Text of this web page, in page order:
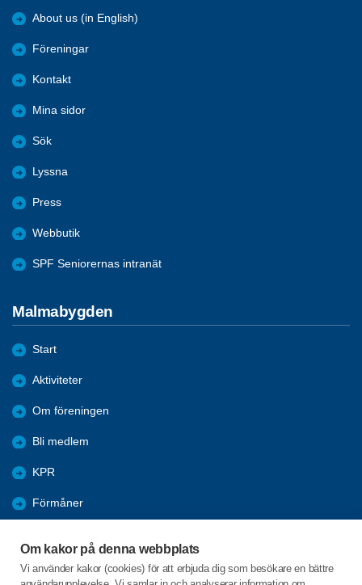
Om kakor på denna webbplats
Vi använder kakor (cookies) för att erbjuda dig som besökare en bättre
About us (in English)
Föreningar
Kontakt
Mina sidor
Sök
Lyssna
Press
Webbutik
SPF Seniorernas intranät
Malmabygden
Start
Aktiviteter
Om föreningen
Bli medlem
KPR
Förmåner
Nyheter